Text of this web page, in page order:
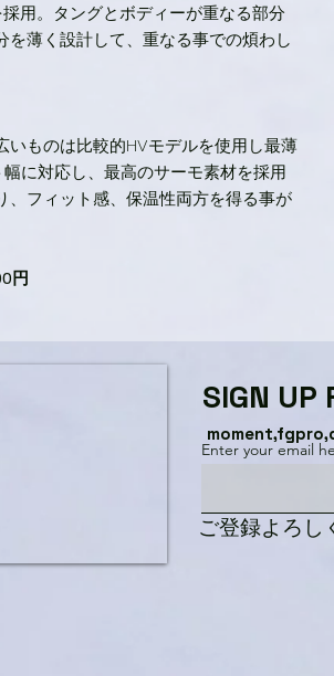
用。タングとボディーが重なる部分
薄く設計して、重なる事での煩わし
ものは比較的HVモデルを使用し最薄
に対応し、最高のサーモ素材を採用
フィット感、保温性両方を得る事が
円
Enter your email
ご登録よろし
SIGN UP